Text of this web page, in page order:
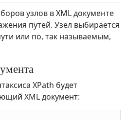
узлов в XML документе
путей. Узел выбирается
или по, так называемым,
XPath будет
XML документ: